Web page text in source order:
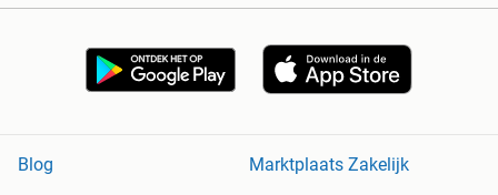
Blog
Marktplaats Zakelijk